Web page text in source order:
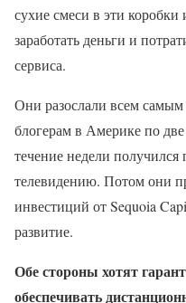
сухие смеси в эти
заработать деньги и
сервиса.
Они разослали всем
блогерам в Америке по две
течение недели
телевидению. Потом они
инвестиций от Sequoia
развитие.
Обе стороны хотят
обеспечивать